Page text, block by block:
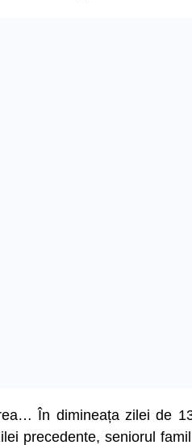
În dimineața zilei de
precedente, seniorul